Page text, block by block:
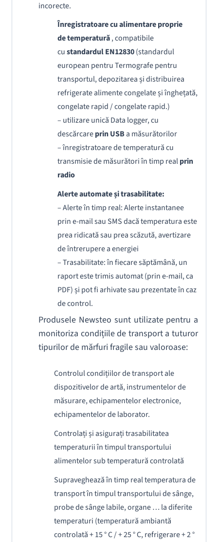
incorecte.
Înregistratoare cu alimentare proprie
detemperatură, compatibile
custandardul EN12830(standardul
european pentru Termografe pentru
transportul, depozitarea și distribuirea
refrigerate alimente congelate și înghețată,
congelate rapid / congelate rapid.)
– utilizare unică Data logger, cu
descărcareprin USB a măsurătorilor
– înregistratoare de temperatură cu
transmisie de măsurători în timp realprin
radio
Alerte automate și trasabilitate:
– Alerte în timp real: Alerte instantanee
prin e-mail sau SMS dacă temperatura este
prea ridicată sau prea scăzută, avertizare
de întrerupere a energiei
– Trasabilitate: în fiecare săptămână, un
raport este trimis automat (prin e-mail, ca
PDF) și pot fi arhivate sau prezentate în caz
de control.
Produsele Newsteo sunt utilizate pentru a
monitoriza condițiile de transport a tuturor
tipurilor de mărfuri fragile sau valoroase:
Controlul condițiilor de transport ale
dispozitivelor de artă, instrumentelor de
măsurare, echipamentelor electronice,
echipamentelor de laborator.
Controlați și asigurați trasabilitatea
temperaturii în timpul transportului
alimentelor sub temperatură controlată
Supraveghează în timp real temperatura de
transport în timpul transportului de sânge,
probe de sânge labile, organe … la diferite
temperaturi (temperatură ambiantă
controlată + 15 ° C / + 25 ° C, refrigerare + 2 °